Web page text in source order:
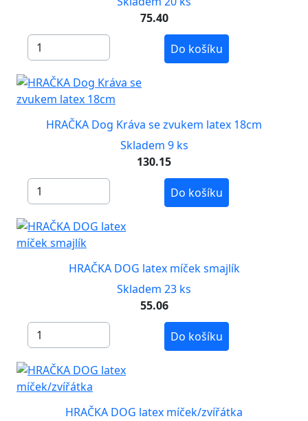
75.40
Do košíku
HRAČKA Dog Kráva se zvukem latex 18cm
Skladem 9 ks
130.15
Do košíku
HRAČKA DOG latex míček smajlík
Skladem 23 ks
55.06
Do košíku
HRAČKA DOG latex míček/zvířátka